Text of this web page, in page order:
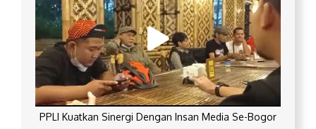
PPLI Kuatkan Sinergi Dengan Insan Media Se-Bogor